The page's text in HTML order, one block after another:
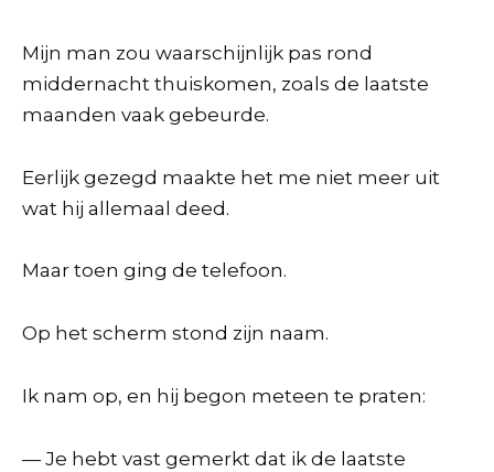
Mijn man zou waarschijnlijk pas rond
middernacht thuiskomen, zoals de laatste
maanden vaak gebeurde.
Eerlijk gezegd maakte het me niet meer uit
wat hij allemaal deed.
Maar toen ging de telefoon.
Op het scherm stond zijn naam.
Ik nam op, en hij begon meteen te praten:
— Je hebt vast gemerkt dat ik de laatste